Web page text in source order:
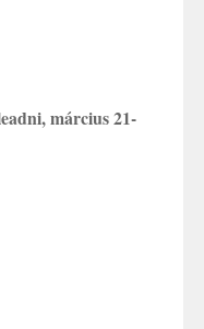
március 21-